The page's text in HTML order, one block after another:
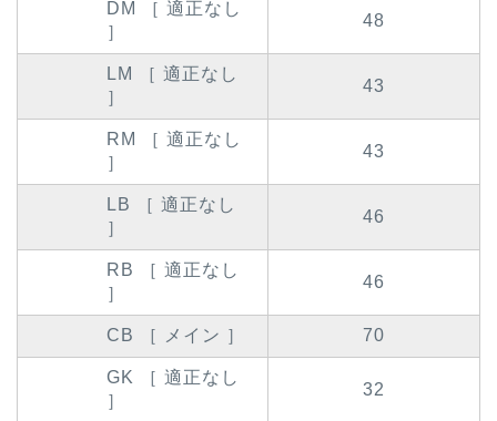
DM ［ 適正なし
］
48
LM ［ 適正なし
］
43
RM ［ 適正なし
］
43
LB ［ 適正なし
］
46
RB ［ 適正なし
］
46
CB ［ メイン ］ 70
GK ［ 適正なし
］
32